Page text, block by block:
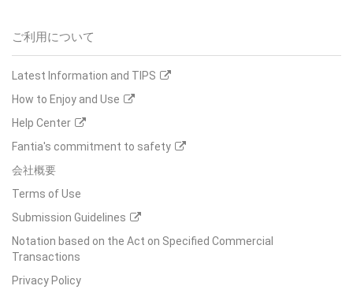
ご利用について
Latest Information and TIPS
How to Enjoy and Use
Help Center
Fantia's commitment to safety
会社概要
Terms of Use
Submission Guidelines
Notation based on the Act on Specified Commercial
Transactions
Privacy Policy